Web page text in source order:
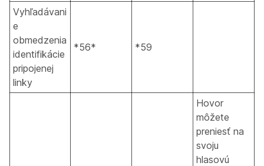
Vyhľadávani
e
obmedzenia
identifikácie
pripojenej
linky
*56* *59
Hovor
môžete
preniesť na
svoju
hlasovú